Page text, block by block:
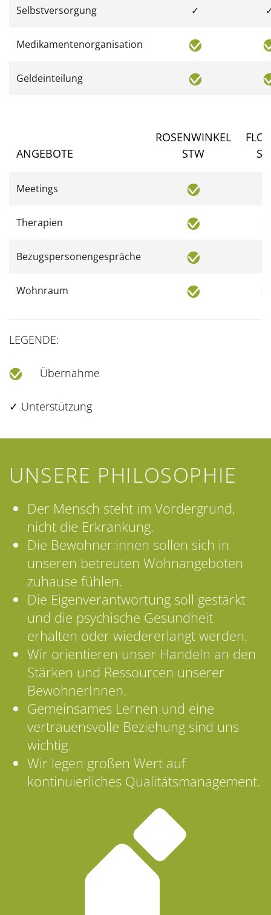
Selbstversorgung ✓
Medikamentenorganisation
Geldeinteilung
ANGEBOTE
ROSENWINKEL
STW
Meetings
Therapien
Bezugspersonengespräche
Wohnraum
LEGENDE:
Übernahme
✓ Unterstützung
UNSERE PHILOSOPHIE
Der Mensch steht im Vordergrund,
nicht die Erkrankung.
Die Bewohner:innen sollen sich in
unseren betreuten Wohnangeboten
zuhause fühlen.
Die Eigenverantwortung soll gestärkt
und die psychische Gesundheit
erhalten oder wiedererlangt werden.
Wir orientieren unser Handeln an den
Stärken und Ressourcen unserer
BewohnerInnen.
Gemeinsames Lernen und eine
vertrauensvolle Beziehung sind uns
wichtig.
Wir legen großen Wert auf
kontinuierliches Qualitätsmanagement.